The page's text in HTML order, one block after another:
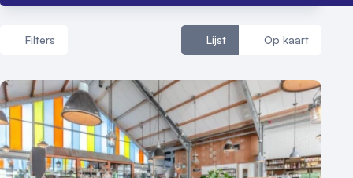
Filters Lijst Op kaart
Aantal zalen
1 - 5 zalen
6 - 10 zalen